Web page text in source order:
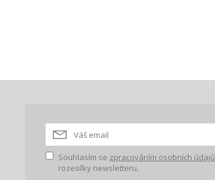
Souhlasím se zpracováním osobních údajů
rozesílky newsletteru.